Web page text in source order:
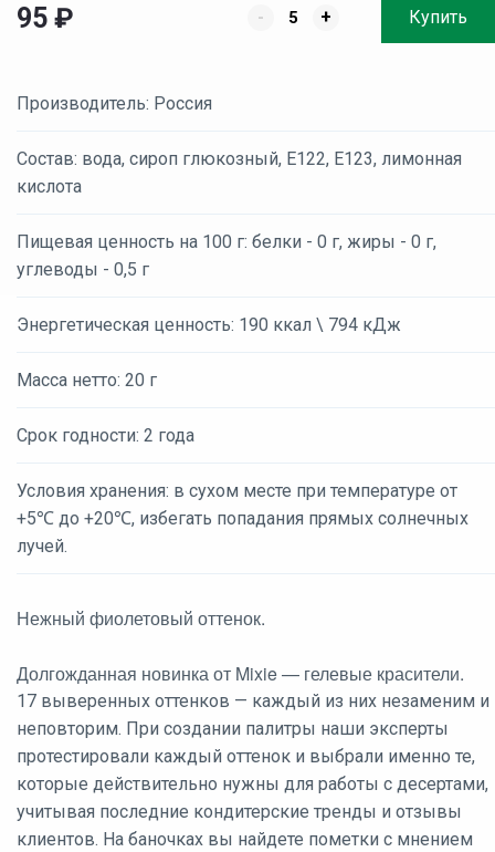
95 ₽ - + Купить
Производитель: Россия
Состав: вода, сироп глюкозный, Е122, Е123, лимонная
кислота
Пищевая ценность на 100 г: белки - 0 г, жиры - 0 г,
углеводы - 0,5 г
Энергетическая ценность: 190 ккал \ 794 кДж
Масса нетто: 20 г
Срок годности: 2 года
Условия хранения: в сухом месте при температуре от
+5℃ до +20℃, избегать попадания прямых солнечных
лучей.
Нежный фиолетовый оттенок.
Долгожданная новинка от Mixie — гелевые красители.
17 выверенных оттенков — каждый из них незаменим и
неповторим. При создании палитры наши эксперты
протестировали каждый оттенок и выбрали именно те,
которые действительно нужны для работы с десертами,
учитывая последние кондитерские тренды и отзывы
клиентов. На баночках вы найдете пометки с мнением